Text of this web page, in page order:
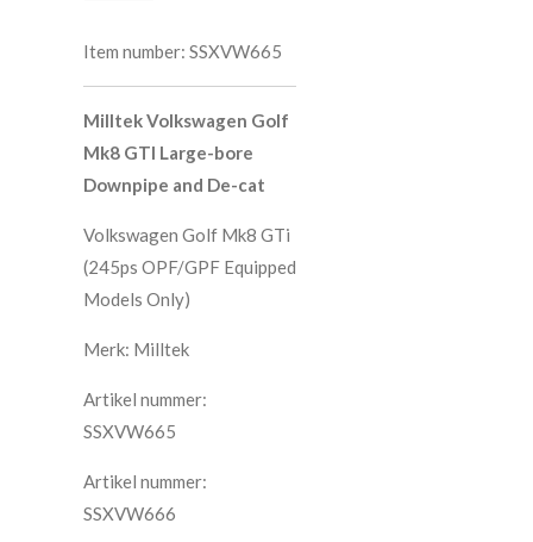
Item number: SSXVW665
Milltek Volkswagen Golf
Mk8 GTI Large-bore
Downpipe and De-cat
Volkswagen Golf Mk8 GTi
(245ps OPF/GPF Equipped
Models Only)
Merk: Milltek
Artikel nummer:
SSXVW665
Artikel nummer:
SSXVW666